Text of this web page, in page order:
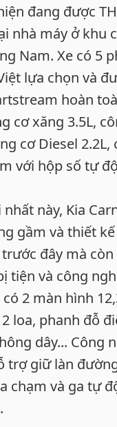
đang được
nhà máy ở khu
Nam. Xe có 5
lựa chọn và
hoàn
cơ xăng 3.5L,
cơ Diesel 2.2L,
với hộp số tự
này, Kia
gầm và thiết
đây mà
tiện và công
2 màn hình
loa, phanh đỗ
dây... Công
trợ giữ làn
chạm và ga tự